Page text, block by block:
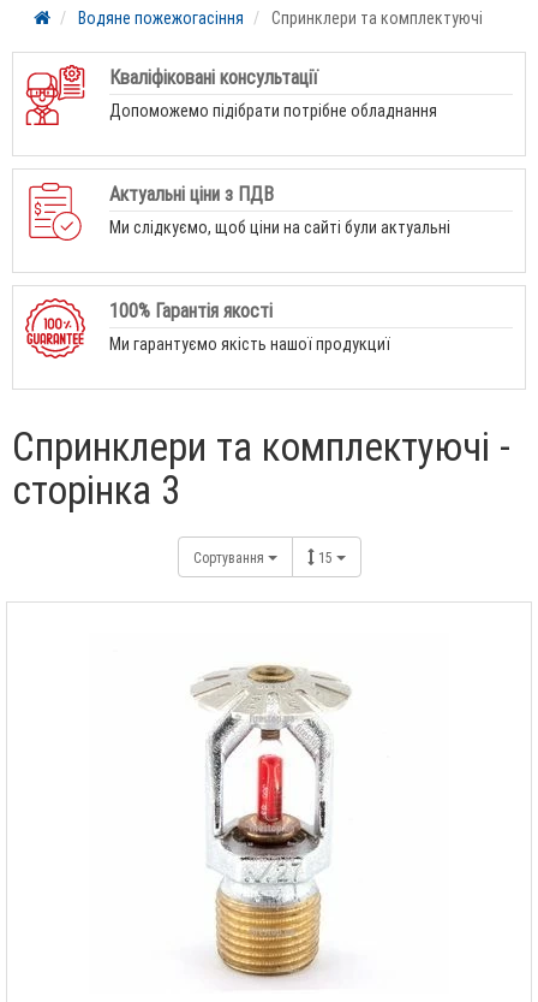
Водяне пожежогасіння Спринклери та комплектуючі
Кваліфіковані консультації
Допоможемо підібрати потрібне обладнання
Актуальні ціни з ПДВ
Ми слідкуємо, щоб ціни на сайті були актуальні
100% Гарантія якості
Ми гарантуємо якість нашої продукциї
Спринклери та комплектуючі -
сторінка 3
Сортування 15